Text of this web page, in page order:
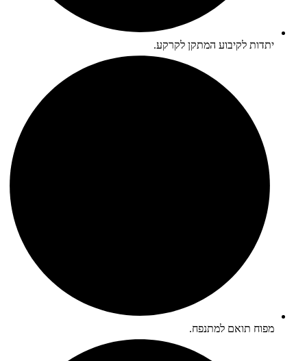
יתדות לקיבוע המתקן לקרקע.
מפוח תואם למתנפח.